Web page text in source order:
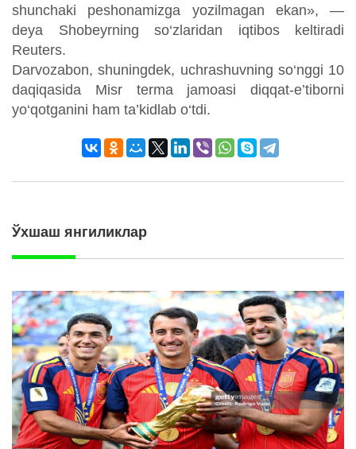
shunchaki peshonamizga yozilmagan ekan», —
deya Shobeyrning so‘zlaridan iqtibos keltiradi
Reuters.
Darvozabon, shuningdek, uchrashuvning so‘nggi 10
daqiqasida Misr terma jamoasi diqqat-e’tiborni
yo‘qotganini ham ta’kidlab o‘tdi.
Ўхшаш янгиликлар